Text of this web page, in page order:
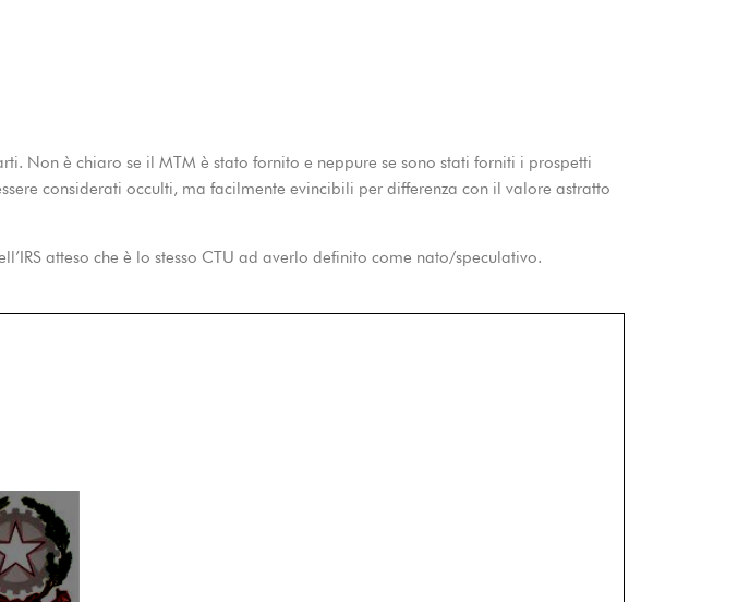
Non è chiaro se il MTM è stato fornito e neppure se sono stati forniti i prospetti
considerati occulti, ma facilmente evincibili per differenza con il valore astratto
atteso che è lo stesso CTU ad averlo definito come nato/speculativo.